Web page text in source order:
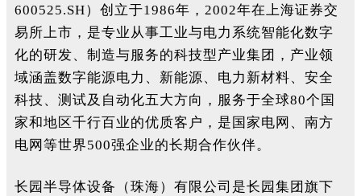
600525.SH）创立于1986年，2002年在上海证券交
易所上市，是专业从事工业与电力系统智能化数字
化的研发、制造与服务的科技型产业集团，产业领
域涵盖数字能源电力、新能源、电力新材料、安全
科技、测试及自动化五大方向，服务于全球80个国
家和地区千行百业的优质客户，是国家电网、南方
电网等世界500强企业的长期合作伙伴。
长园半导体设备（珠海）有限公司是长园集团旗下